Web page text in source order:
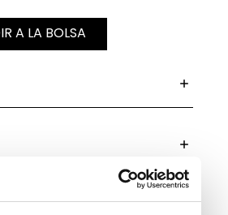
A LA BOLSA
Y DEVOLUCIONES